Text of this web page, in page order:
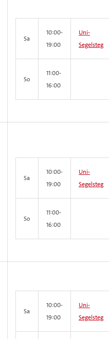
Sa
10:00-
19:00
Uni-
Segelsteg
So
11:00-
16:00
Sa
10:00-
19:00
Uni-
Segelsteg
So
11:00-
16:00
Sa
10:00-
19:00
Uni-
Segelsteg